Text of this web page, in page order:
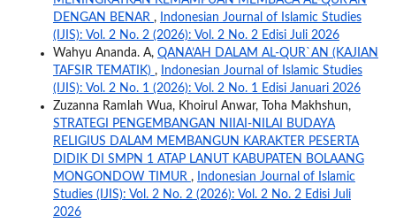
DENGAN BENAR ,
Indonesian Journal of Islamic Studies
(IJIS): Vol. 2 No. 2 (2026): Vol. 2 No. 2 Edisi Juli 2026
Wahyu Ananda. A, QANA’AH DALAM AL-QUR`AN (KAJIAN
TAFSIR TEMATIK) ,
Indonesian Journal of Islamic Studies
(IJIS): Vol. 2 No. 1 (2026): Vol. 2 No. 1 Edisi Januari 2026
Zuzanna Ramlah Wua, Khoirul Anwar, Toha Makhshun,
STRATEGI PENGEMBANGAN NIIAI-NILAI BUDAYA
RELIGIUS DALAM MEMBANGUN KARAKTER PESERTA
DIDIK DI SMPN 1 ATAP LANUT KABUPATEN BOLAANG
MONGONDOW TIMUR ,
Indonesian Journal of Islamic
Studies (IJIS): Vol. 2 No. 2 (2026): Vol. 2 No. 2 Edisi Juli
2026